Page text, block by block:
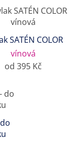
SATÉN COLOR
vínová
od 395 Kč